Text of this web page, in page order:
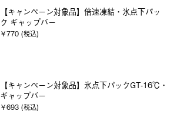
【キャンペーン対象品】倍速凍結・氷点下パッ
ク ギャップバー
￥770 (税込)
【キャンペーン対象品】氷点下パックGT-16℃・
ギャップバー
￥693 (税込)